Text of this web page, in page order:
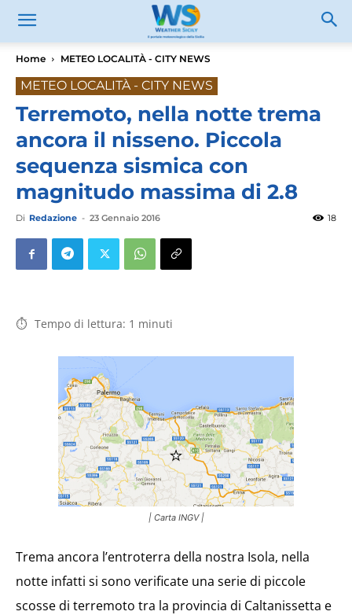
Home METEO LOCALITÀ - CITY NEWS
METEO LOCALITÀ - CITY NEWS
Terremoto, nella notte trema
ancora il nisseno. Piccola
sequenza sismica con
magnitudo massima di 2.8
Di Redazione - 23 Gennaio 2016 18
Tempo di lettura: 1 minuti
| Carta INGV |
Trema ancora l’entroterra della nostra Isola, nella
notte infatti si sono verificate una serie di piccole
scosse di terremoto tra la provincia di Caltanissetta e